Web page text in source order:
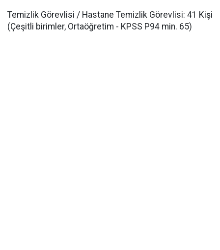
​Temizlik Görevlisi / Hastane Temizlik Görevlisi: 41 Kişi
(Çeşitli birimler, Ortaöğretim - KPSS P94 min. 65)